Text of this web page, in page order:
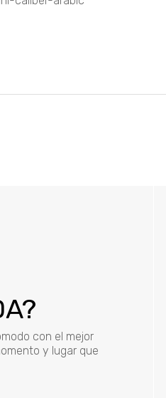
con el mejor
y lugar que